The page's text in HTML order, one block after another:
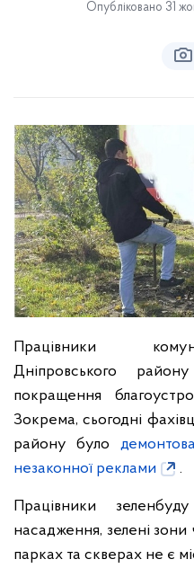
Опубліковано 31
Працівники
Дніпровського
покращення
Зокрема, сьогодні
району було
незаконної реклами
.
Працівники
насадження, зелені
парках та скверах не є